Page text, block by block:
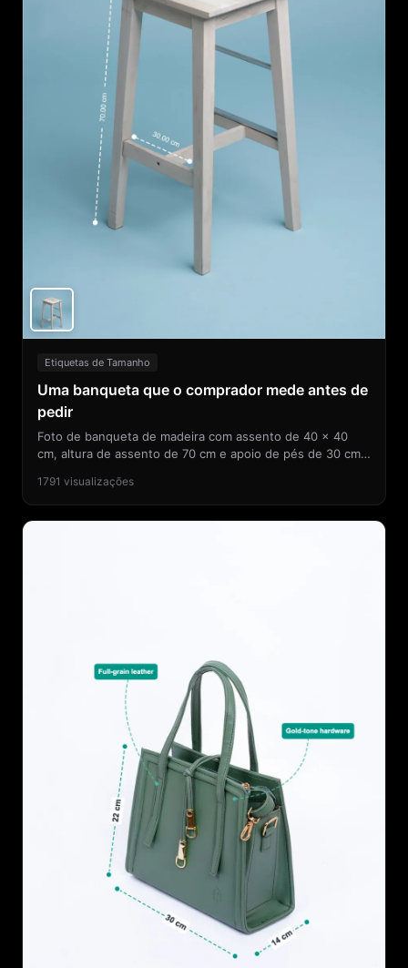
Etiquetas de Tamanho
Uma banqueta que o comprador mede antes de
pedir
Foto de banqueta de madeira com assento de 40 × 40
cm, altura de assento de 70 cm e apoio de pés de 30 cm:
1791 visualizações